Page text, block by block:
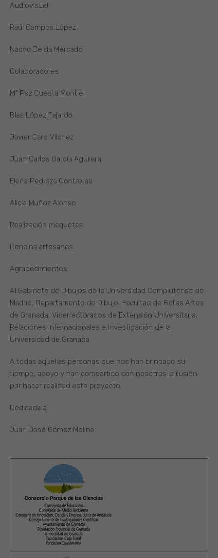
Audiovisual
Raúl Campos López
Nacho Belda Mercado
Colaboradores
Mª Paz Cuesta Montiel
Blas López Fajardo
Javier Caro Vílchez
Juan Carlos García Aguilera
Elena Pedraza Contreras
Alicia Muñoz Alonso
Realización maquetas:
Dencina artesanos
Agradecimientos:
Al Gabinete de Dibujos de la Universidad Complutense de
Madrid, Departamento de Dibujo, Facultad de Bellas Artes
de Granada, Vicerrectorados de Extensión Universitaria,
Relaciones Internacionales e Investigación de la
Universidad de Granada.
A todas aquellas personas que nos han brindado su
tiempo, apoyo y han compartido con nosotros la ilusión
por hacer realidad este proyecto.
Dedicada a:
Juan José Gómez Molina